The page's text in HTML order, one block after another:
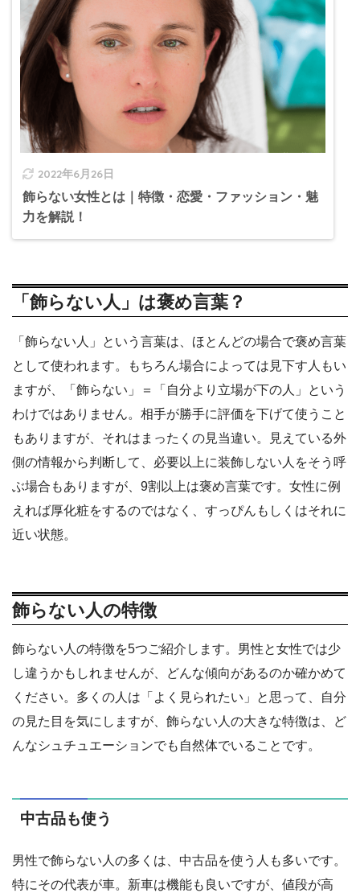
2022年6月26日
飾らない女性とは｜特徴・恋愛・ファッション・魅
力を解説！
「飾らない人」は褒め言葉？
「飾らない人」という言葉は、ほとんどの場合で褒め言葉
として使われます。もちろん場合によっては見下す人もい
ますが、「飾らない」＝「自分より立場が下の人」という
わけではありません。相手が勝手に評価を下げて使うこと
もありますが、それはまったくの見当違い。見えている外
側の情報から判断して、必要以上に装飾しない人をそう呼
ぶ場合もありますが、9割以上は褒め言葉です。女性に例
えれば厚化粧をするのではなく、すっぴんもしくはそれに
近い状態。
飾らない人の特徴
飾らない人の特徴を5つご紹介します。男性と女性では少
し違うかもしれませんが、どんな傾向があるのか確かめて
ください。多くの人は「よく見られたい」と思って、自分
の見た目を気にしますが、飾らない人の大きな特徴は、ど
んなシュチュエーションでも自然体でいることです。
中古品も使う
男性で飾らない人の多くは、中古品を使う人も多いです。
特にその代表が車。新車は機能も良いですが、値段が高